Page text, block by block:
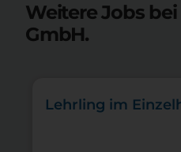
Weitere Jobs
GmbH.
Lehrling im